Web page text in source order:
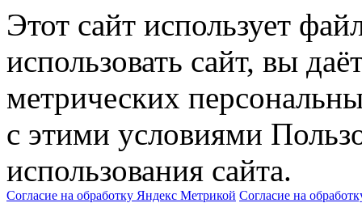
Этот сайт использует
использовать сайт, вы
метрических
с этими условиями
использования сайта.
Согласие на обработку Яндекс Метрикой Согласие на